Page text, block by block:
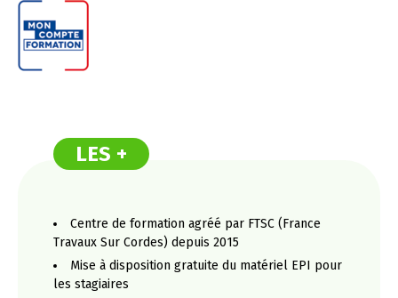
LES +
Centre de formation agréé par FTSC (France
Travaux Sur Cordes) depuis 2015
Mise à disposition gratuite du matériel EPI pour
les stagiaires